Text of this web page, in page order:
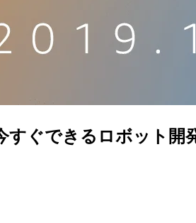
すぐできるロボット